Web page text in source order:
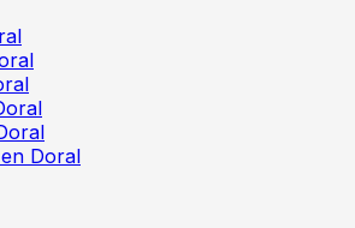
Doral